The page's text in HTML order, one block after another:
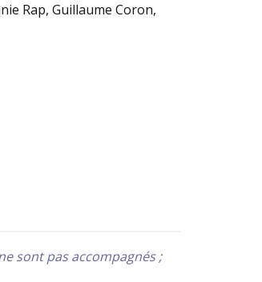
Rap, Guillaume Coron,
sont pas accompagnés ;